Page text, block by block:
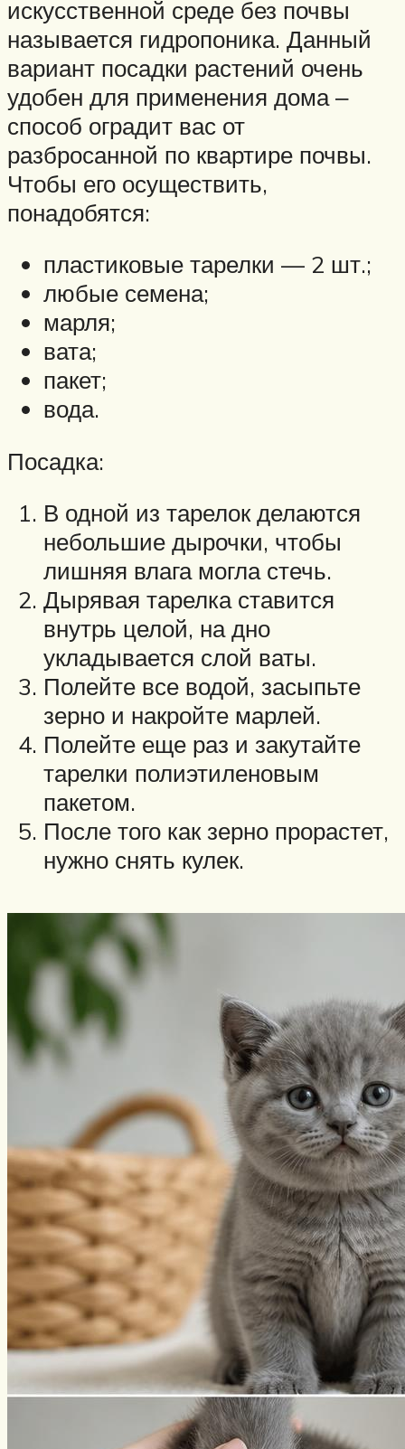
искусственной среде без почвы
называется гидропоника. Данный
вариант посадки растений очень
удобен для применения дома ‒
способ оградит вас от
разбросанной по квартире почвы.
Чтобы его осуществить,
понадобятся:
пластиковые тарелки — 2 шт.;
любые семена;
марля;
вата;
пакет;
вода.
Посадка:
В одной из тарелок делаются
небольшие дырочки, чтобы
лишняя влага могла стечь.
Дырявая тарелка ставится
внутрь целой, на дно
укладывается слой ваты.
Полейте все водой, засыпьте
зерно и накройте марлей.
Полейте еще раз и закутайте
тарелки полиэтиленовым
пакетом.
После того как зерно прорастет,
нужно снять кулек.